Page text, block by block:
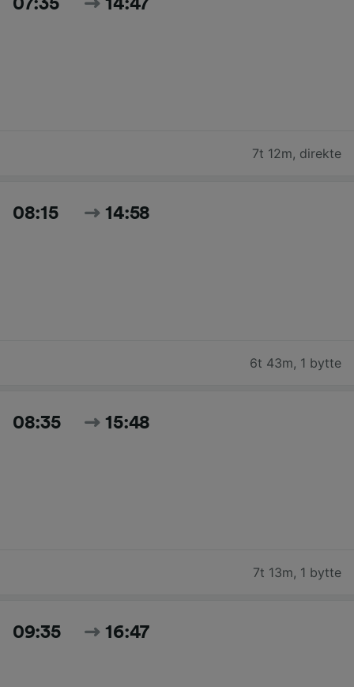
7t 12m, direkte
08:15 14:58
6t 43m, 1 bytte
08:35 15:48
7t 13m, 1 bytte
09:35 16:47